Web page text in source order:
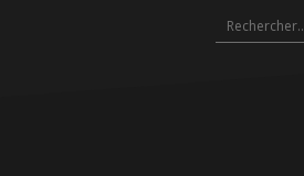
Rechercher :